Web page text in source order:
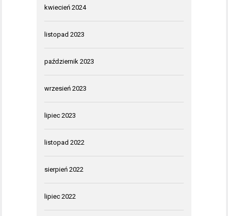
kwiecień 2024
listopad 2023
październik 2023
wrzesień 2023
lipiec 2023
listopad 2022
sierpień 2022
lipiec 2022